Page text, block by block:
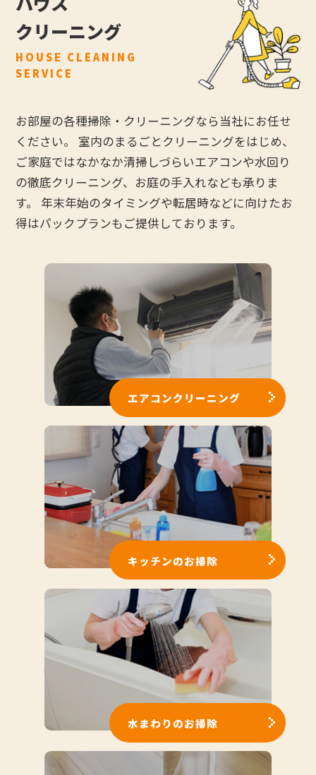
エアコンクリーニング
キッチンのお掃除
水まわりのお掃除
クリーニング
HOUSE CLEANING
SERVICE
お部屋の各種掃除・クリーニングなら当社にお任せ
ください。 室内のまるごとクリーニングをはじめ、
ご家庭ではなかなか清掃しづらいエアコンや水回り
の徹底クリーニング、お庭の手入れなども承りま
す。 年末年始のタイミングや転居時などに向けたお
得はパックプランもご提供しております。